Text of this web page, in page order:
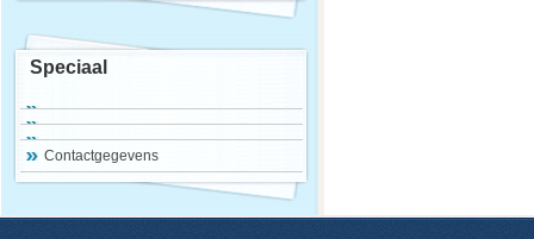
Speciaal
Contactgegevens